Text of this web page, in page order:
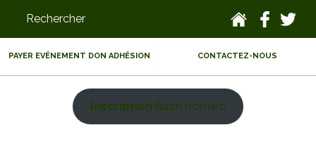
PAYER EVÉNEMENT DON ADHÉSION CONTACTEZ-NOUS
Inscription flash homéo